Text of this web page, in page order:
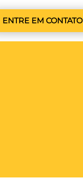
ENTRE EM CONTATO